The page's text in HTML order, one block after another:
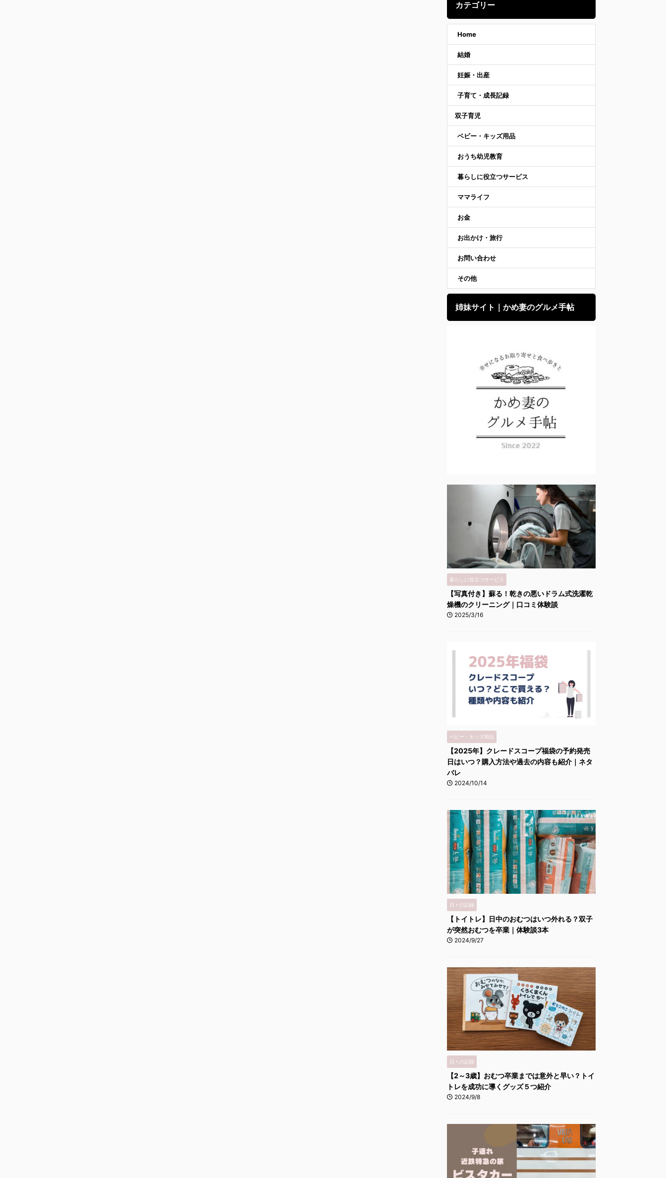
カテゴリー
Home
結婚
妊娠・出産
子育て・成長記録
双子育児
ベビー・キッズ用品
おうち幼児教育
暮らしに役立つサービス
ママライフ
お金
お出かけ・旅行
お問い合わせ
その他
姉妹サイト｜かめ妻のグルメ手帖
暮らしに役立つサービス
【写真付き】蘇る！乾きの悪いドラム式洗濯乾
燥機のクリーニング｜口コミ体験談
2025/3/16
ベビー・キッズ用品
【2025年】クレードスコープ福袋の予約発売
日はいつ？購入方法や過去の内容も紹介｜ネタ
バレ
2024/10/14
日々の記録
【トイトレ】日中のおむつはいつ外れる？双子
が突然おむつを卒業｜体験談3本
2024/9/27
日々の記録
【2～3歳】おむつ卒業までは意外と早い？トイ
トレを成功に導くグッズ５つ紹介
2024/9/8